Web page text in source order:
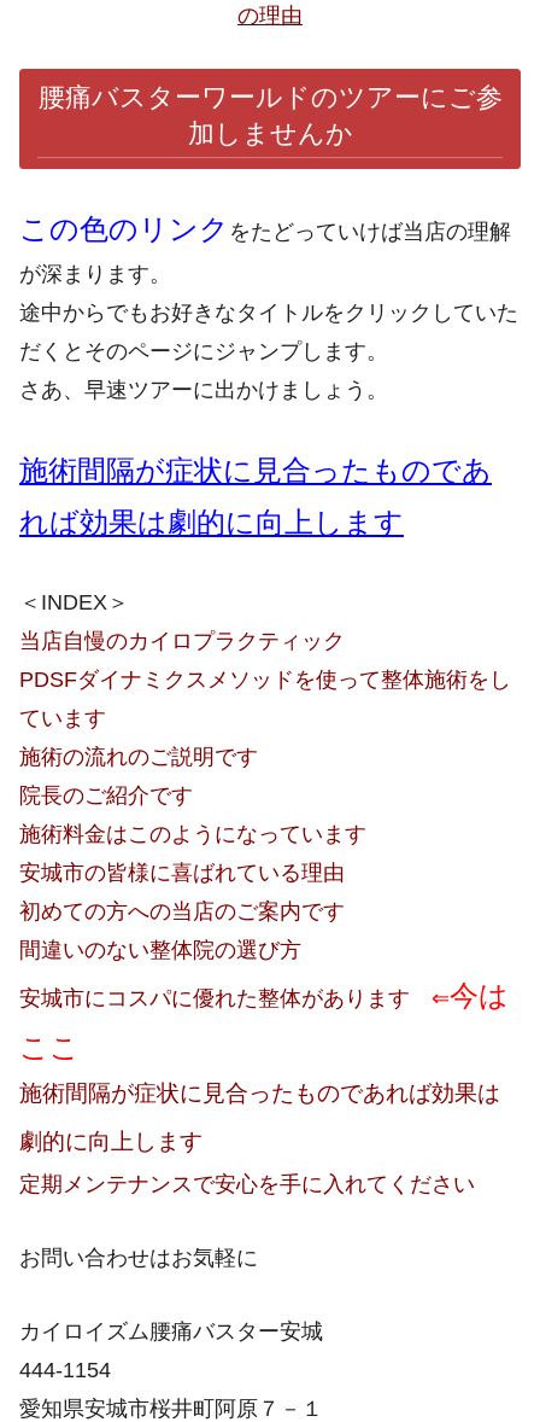
の理由
腰痛バスターワールドのツアーにご参
加しませんか
この色のリンク をたどっていけば当店の理解
が深まります。
途中からでもお好きなタイトルをクリックしていた
だくとそのページにジャンプします。
さあ、早速ツアーに出かけましょう。
施術間隔が症状に見合ったものであ
れば効果は劇的に向上します
＜INDEX＞
当店自慢のカイロプラクティック
PDSFダイナミクスメソッドを使って整体施術をし
ています
施術の流れのご説明です
院長のご紹介です
施術料金はこのようになっています
安城市の皆様に喜ばれている理由
初めての方への当店のご案内です
間違いのない整体院の選び方
安城市にコスパに優れた整体があります ⇐今は
ここ
施術間隔が症状に見合ったものであれば効果は
劇的に向上します
定期メンテナンスで安心を手に入れてください
お問い合わせはお気軽に
カイロイズム腰痛バスター安城
444-1154
愛知県安城市桜井町阿原７－１